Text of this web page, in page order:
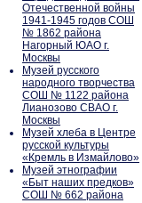
Отечественной войны
1941-1945 годов СОШ
№ 1862 района
Нагорный ЮАО г.
Москвы
Музей русского
народного творчества
СОШ № 1122 района
Лианозово СВАО г.
Москвы
Музей хлеба в Центре
русской культуры
«Кремль в Измайлово»
Музей этнографии
«Быт наших предков»
СОШ № 662 района